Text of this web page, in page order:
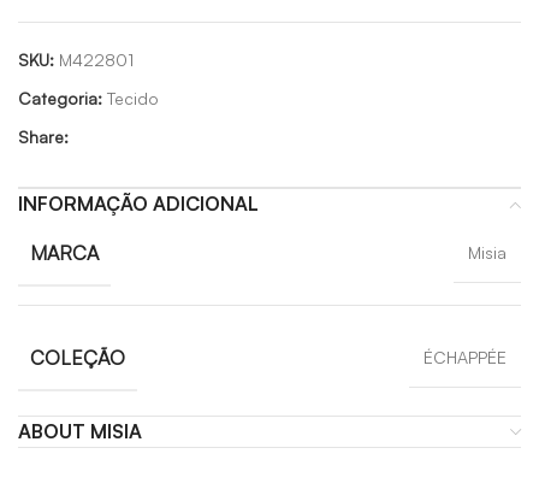
SKU: M422801
Categoria: Tecido
Share:
INFORMAÇÃO ADICIONAL
MARCA Misia
COLEÇÃO ÉCHAPPÉE
ABOUT MISIA